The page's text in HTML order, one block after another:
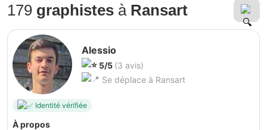
179 graphistes à Ransart
Alessio
5/5 (3 avis)
Se déplace à Ransart
Identité vérifiée
À propos